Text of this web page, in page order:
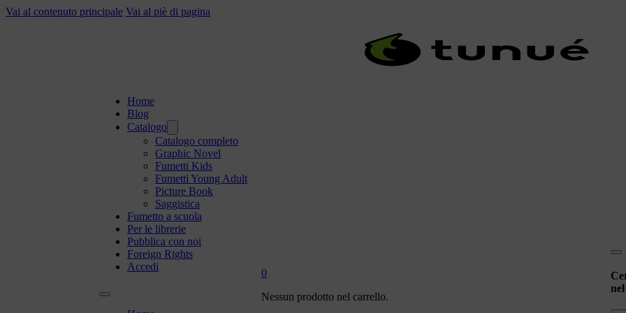
Vai al contenuto principale Vai al piè di pagina
Home
Blog
Catalogo
Catalogo completo
Graphic Novel
Fumetti Kids
Fumetti Young Adult
Picture Book
Saggistica
Fumetto a scuola
Per le librerie
Pubblica con noi
Foreign Rights
Accedi
0
Nessun prodotto nel carrello.